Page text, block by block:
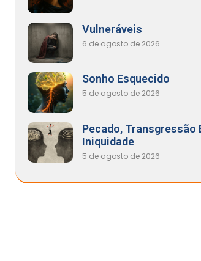
Vulneráveis
6 de agosto de 2026
Sonho Esquecido
5 de agosto de 2026
Pecado, Transgressão
Iniquidade
5 de agosto de 2026